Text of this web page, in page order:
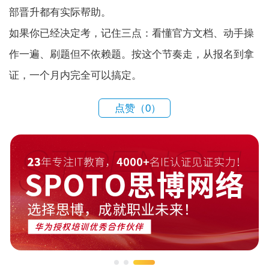
部晋升都有实际帮助。
如果你已经决定考，记住三点：看懂官方文档、动手操
作一遍、刷题但不依赖题。按这个节奏走，从报名到拿
证，一个月内完全可以搞定。
点赞（0）